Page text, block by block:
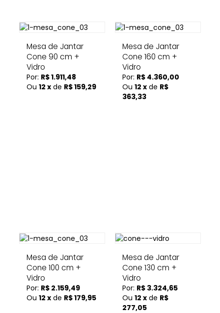
Mesa de Jantar
Cone 90 cm +
Vidro
Por: R$ 1.911,48
Ou 12 x de R$ 159,29
Mesa de Jantar
Cone 160 cm +
Vidro
Por: R$ 4.360,00
Ou 12 x de R$
363,33
Mesa de Jantar
Cone 100 cm +
Vidro
Por: R$ 2.159,49
Ou 12 x de R$ 179,95
Mesa de Jantar
Cone 130 cm +
Vidro
Por: R$ 3.324,65
Ou 12 x de R$
277,05